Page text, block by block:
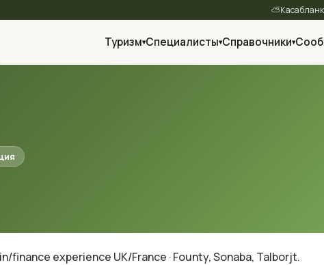
⛅
Туризм▾Специалисты▾Справочники▾
finance experience UK/France · Founty, Sonaba, Talborjt.